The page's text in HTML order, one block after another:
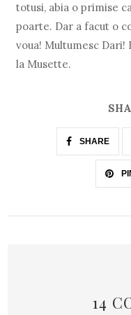
totusi, abia o primise
poarte. Dar a facut o
voua! Multumesc Dari!
la Musette.
SHARE
14